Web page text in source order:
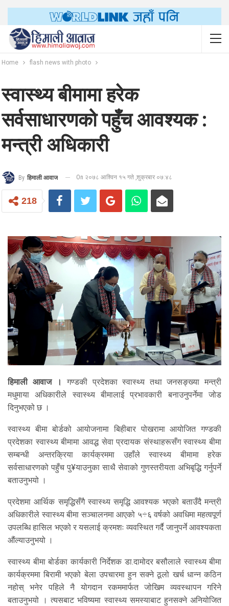
Home flash news with photo
स्वास्थ्य बीमामा हरेक
सर्वसाधारणको पहुँच आवश्यक :
मन्त्री अधिकारी
By हिमाली आवाज On २०७८ आश्विन १५ गते ,शुक्रबार ०७:४८
218
हिमाली आवाज ।
गण्डकी प्रदेशका स्वास्थ्य तथा जनसङ्ख्या मन्त्री
मधुमाया अधिकारीले स्वास्थ्य बीमालाई प्रभावकारी बनाउनुपर्नेमा जोड
दिनुभएको छ ।
स्वास्थ्य बीमा बोर्डको आयोजनामा बिहीबार पोखरामा आयोजित गण्डकी
प्रदेशका स्वास्थ्य बीमामा आवद्ध सेवा प्रदायक संस्थाहरूसँग स्वास्थ्य बीमा
सम्बन्धी अन्तरक्रिया कार्यक्रममा उहाँले स्वास्थ्य बीमामा हरेक
सर्वसाधारणको पहुँच पु¥याउनुका साथै सेवाको गुणस्तरीयता अभिबृद्धि गर्नुपर्ने
बताउनुभयो ।
प्रदेशमा आर्थिक समृद्धिसँगै स्वास्थ्य समृद्धि आवश्यक भएको बताउँदै मन्त्री
अधिकारीले स्वास्थ्य बीमा सञ्चालनमा आएको ५÷६ वर्षको अवधिमा महत्वपूर्ण
उपलब्धि हासिल भएको र यसलाई क्रमशः व्यवस्थित गर्दै जानुपर्ने आवश्यकता
औंल्याउनुभयो ।
स्वास्थ्य बीमा बोर्डका कार्यकारी निर्देशक डा.दामोदर बसौलाले स्वास्थ्य बीमा
कार्यक्रममा बिरामी भएको बेला उपचारमा हुन सक्ने ठूलो खर्च धान्न कठिन
नहोस् भनेर पहिले नै योगदान रकममार्फत जोखिम व्यवस्थापन गरिने
बताउनुभयो । त्यसबाट भविष्यमा स्वास्थ्य समस्याबाट हुनसक्ने अनियोजित